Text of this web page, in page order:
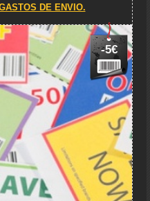
DE ENVIO.
-5€